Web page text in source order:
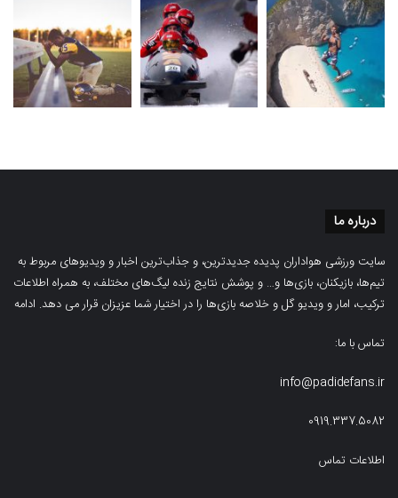
درباره ما
سایت ورزشی هواداران پدیده جدیدترین، و جذاب‌ترین اخبار و ویدیوهای مربوط به
تیم‌ها، بازیکنان، بازی‌ها و… و پوشش نتایج زنده لیگ‌های مختلف، به همراه اطلاعات
ترکیب، امار و ویدیو‌‌ گل‌ و خلاصه بازی‌ها را در اختیار شما عزیزان قرار می دهد. ادامه
تماس با ما:
info@padidefans.ir
0919.337.5082
اطلاعات تماس